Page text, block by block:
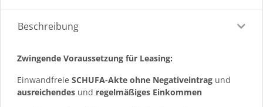
Beschreibung
Zwingende Voraussetzung für Leasing:
Einwandfreie SCHUFA-Akte ohne Negativeintrag und
ausreichendes und regelmäßiges Einkommen